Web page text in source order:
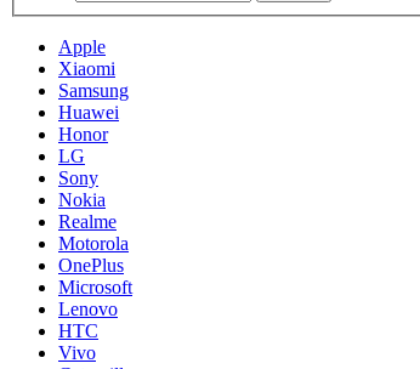
Apple
Xiaomi
Samsung
Huawei
Honor
LG
Sony
Nokia
Realme
Motorola
OnePlus
Microsoft
Lenovo
HTC
Vivo